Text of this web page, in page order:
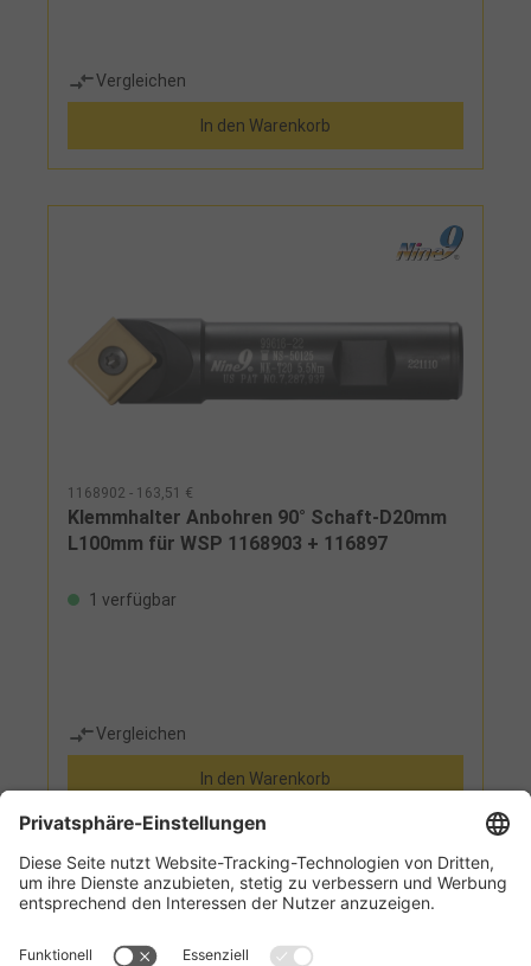
Vergleichen
In den Warenkorb
1168902 - 163,51 €
Klemmhalter Anbohren 90° Schaft-D20mm
L100mm für WSP 1168903 + 116897
1 verfügbar
Vergleichen
In den Warenkorb